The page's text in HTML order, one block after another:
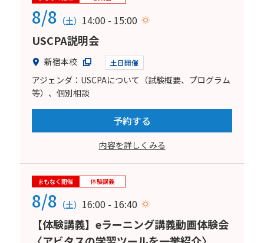
8/8 （土） 14:00 - 15:00
USCPA説明会
新宿本校 土日開催
アジェンダ：USCPAについて（試験概要、プログラム
等）、個別相談
予約する
内容を詳しくみる
まもなく開催 体験講義
8/8 （土） 16:00 - 16:40
【体験講義】eラーニング講義動画体験会